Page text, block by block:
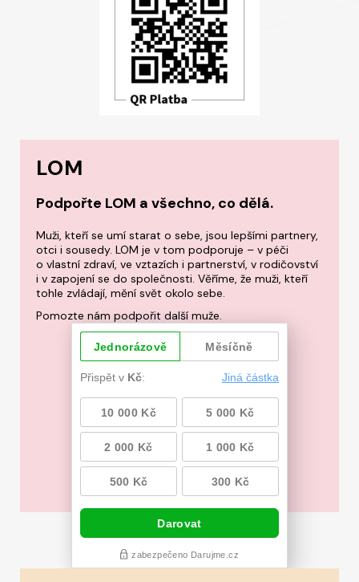
LOM
Podpořte LOM a všechno, co dělá.
Muži, kteří se umí starat o sebe, jsou lepšími partnery,
otci i sousedy. LOM je v tom podporuje – v péči
o vlastní zdraví, ve vztazích i partnerství, v rodičovství
i v zapojení se do společnosti. Věříme, že muži, kteří
tohle zvládají, mění svět okolo sebe.
Pomozte nám podpořit další muže.